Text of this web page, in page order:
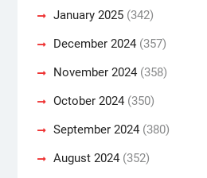
January 2025(342)
December 2024(357)
November 2024(358)
October 2024(350)
September 2024(380)
August 2024(352)